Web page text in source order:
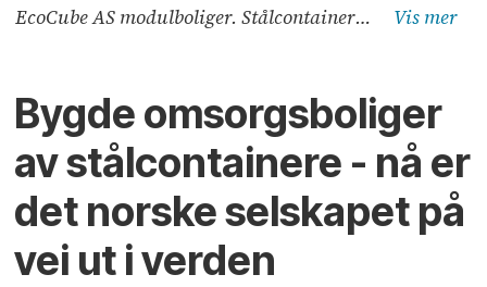
EcoCube AS modulboliger. Stålcontainerne ble kledd i panel utvendig for å heve det estetiske uttrykket. Foto: VizPro AS
Bygde omsorgsboliger
av stålcontainere - nå er
det norske selskapet på
vei ut i verden